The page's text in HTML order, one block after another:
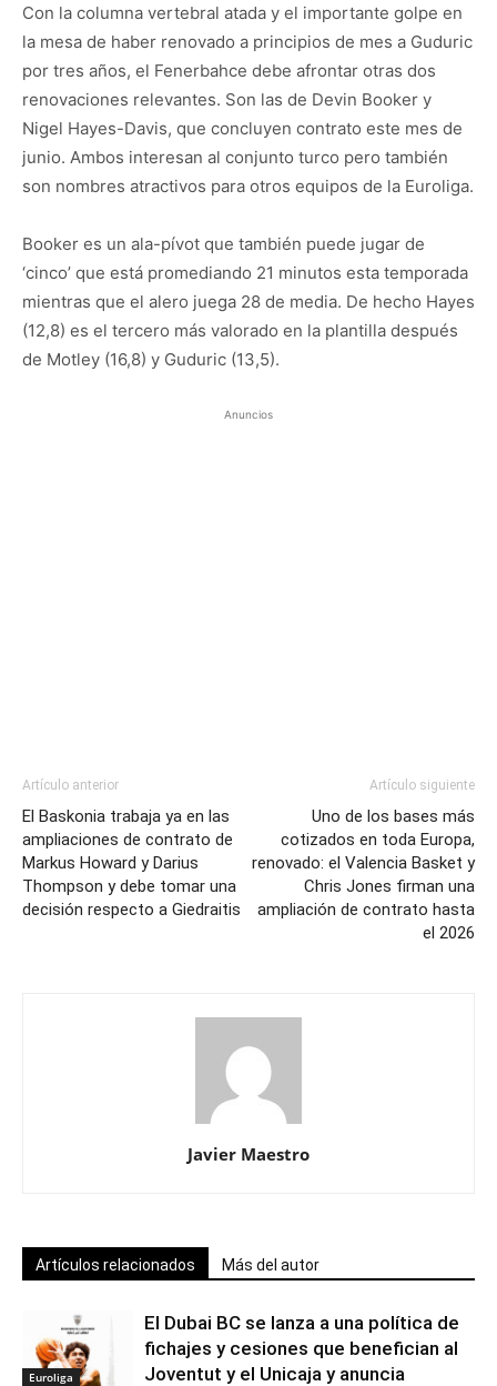
Con la columna vertebral atada y el importante golpe en
la mesa de haber renovado a principios de mes a Guduric
por tres años, el Fenerbahce debe afrontar otras dos
renovaciones relevantes. Son las de Devin Booker y
Nigel Hayes-Davis, que concluyen contrato este mes de
junio. Ambos interesan al conjunto turco pero también
son nombres atractivos para otros equipos de la Euroliga.
Booker es un ala-pívot que también puede jugar de
‘cinco’ que está promediando 21 minutos esta temporada
mientras que el alero juega 28 de media. De hecho Hayes
(12,8) es el tercero más valorado en la plantilla después
de Motley (16,8) y Guduric (13,5).
Anuncios
Artículo anterior
El Baskonia trabaja ya en las
ampliaciones de contrato de
Markus Howard y Darius
Thompson y debe tomar una
decisión respecto a Giedraitis
Artículo siguiente
Uno de los bases más
cotizados en toda Europa,
renovado: el Valencia Basket y
Chris Jones firman una
ampliación de contrato hasta
el 2026
Javier Maestro
Artículos relacionados Más del autor
Euroliga
El Dubai BC se lanza a una política de
fichajes y cesiones que benefician al
Joventut y el Unicaja y anuncia